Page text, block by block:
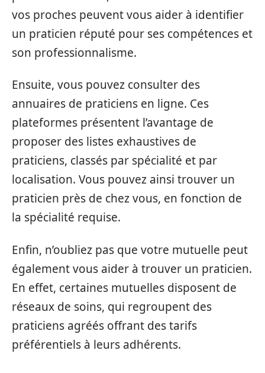
vos proches peuvent vous aider à identifier
un praticien réputé pour ses compétences et
son professionnalisme.
Ensuite, vous pouvez consulter des
annuaires de praticiens en ligne. Ces
plateformes présentent l’avantage de
proposer des listes exhaustives de
praticiens, classés par spécialité et par
localisation. Vous pouvez ainsi trouver un
praticien près de chez vous, en fonction de
la spécialité requise.
Enfin, n’oubliez pas que votre mutuelle peut
également vous aider à trouver un praticien.
En effet, certaines mutuelles disposent de
réseaux de soins, qui regroupent des
praticiens agréés offrant des tarifs
préférentiels à leurs adhérents.